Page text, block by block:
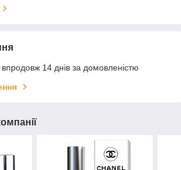
14 днів за домовленістю